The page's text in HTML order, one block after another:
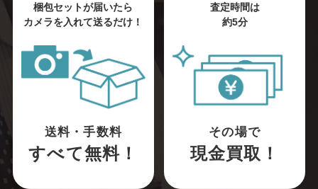
梱包セットが届いたら
カメラを入れて送るだけ！
送料・手数料
すべて無料！
査定時間は
約5分
その場で
現金買取！